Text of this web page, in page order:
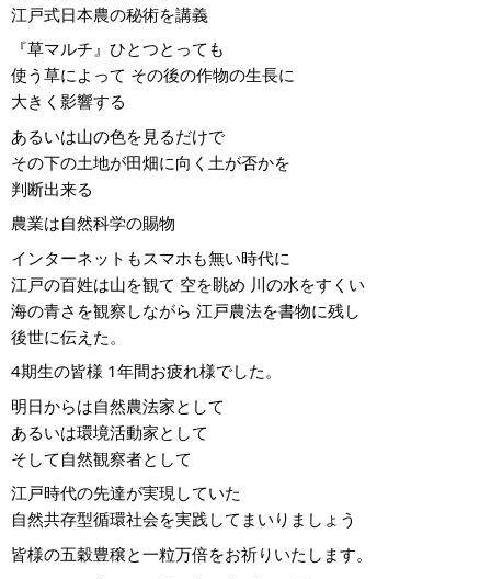
江戸式日本農の秘術を講義
『草マルチ』ひとつとっても
使う草によって その後の作物の生長に
大きく影響する
あるいは山の色を見るだけで
その下の土地が田畑に向く土が否かを
判断出来る
農業は自然科学の賜物
インターネットもスマホも無い時代に
江戸の百姓は山を観て 空を眺め 川の水をすくい
海の青さを観察しながら 江戸農法を書物に残し
後世に伝えた。
4期生の皆様 1年間お疲れ様でした。
明日からは自然農法家として
あるいは環境活動家として
そして自然観察者として
江戸時代の先達が実現していた
自然共存型循環社会を実践してまいりましょう
皆様の五穀豊穣と一粒万倍をお祈りいたします。